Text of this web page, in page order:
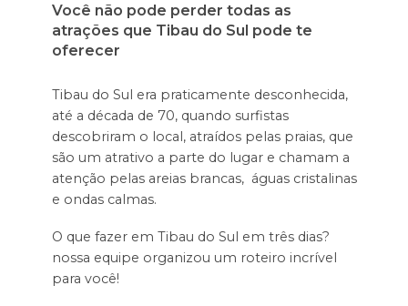
Você não pode perder todas as
atrações que Tibau do Sul pode te
oferecer
Tibau do Sul era praticamente desconhecida,
até a década de 70, quando surfistas
descobriram o local, atraídos pelas praias, que
são um atrativo a parte do lugar e chamam a
atenção pelas areias brancas, águas cristalinas
e ondas calmas.
O que fazer em Tibau do Sul em três dias?
nossa equipe organizou um roteiro incrível
para você!